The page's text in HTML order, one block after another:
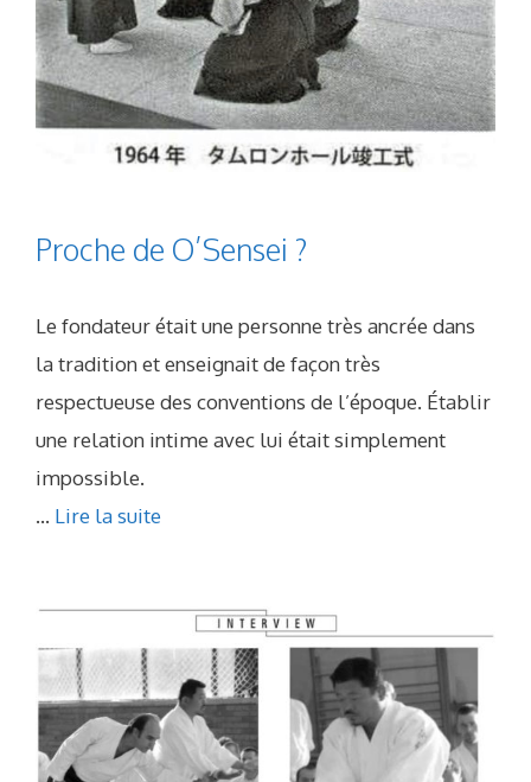
Proche de O’Sensei ?
Le fondateur était une personne très ancrée dans
la tradition et enseignait de façon très
respectueuse des conventions de l’époque. Établir
une relation intime avec lui était simplement
impossible.
... Lire la suite